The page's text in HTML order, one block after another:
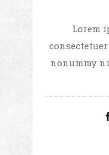
Lorem
nonummy